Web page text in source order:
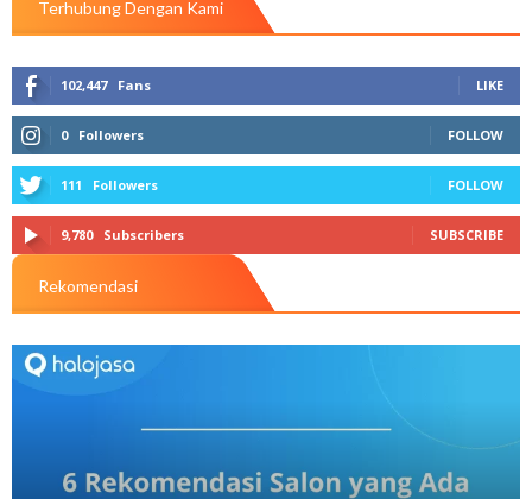
Terhubung Dengan Kami
102,447 Fans LIKE
0 Followers FOLLOW
111 Followers FOLLOW
9,780 Subscribers SUBSCRIBE
Rekomendasi